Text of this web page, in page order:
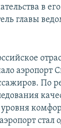
в
главы
аэропорт
По
стал